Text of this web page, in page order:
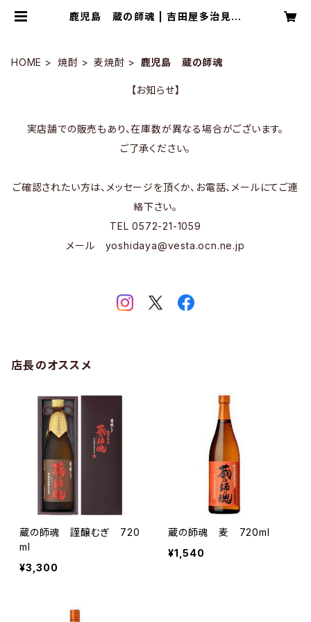
鹿児島 蔵の師魂 | 吉田屋多治見
HOME 焼酎 麦焼酎 鹿児島 蔵の師魂
【お知らせ】
実店舗での販売もあり、在庫数が異なる場合がございます。
ご了承ください。
ご確認されたい方は、メッセージを頂くか、お電話、メールにてご連
絡下さい。
TEL 0572-21-1059
メール yoshidaya@vesta.ocn.ne.jp
店長のオススメ
蔵の師魂 謹醸むぎ 720
ml
¥3,300
蔵の師魂 麦 720ml
¥1,540